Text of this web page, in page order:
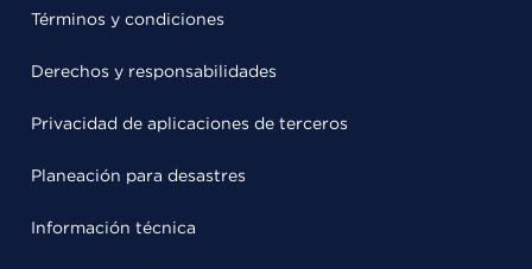
Términos y condiciones
Derechos y responsabilidades
Privacidad de aplicaciones de terceros
Planeación para desastres
Información técnica